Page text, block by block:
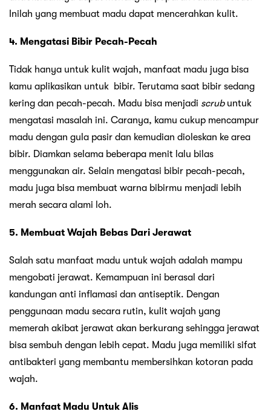
Inilah yang membuat madu dapat mencerahkan kulit.
4. Mengatasi Bibir Pecah-Pecah
Tidak hanya untuk kulit wajah, manfaat madu juga bisa
kamu aplikasikan untuk bibir. Terutama saat bibir sedang
kering dan pecah-pecah. Madu bisa menjadi scrubuntuk
mengatasi masalah ini. Caranya, kamu cukup mencampur
madu dengan gula pasir dan kemudian dioleskan ke area
bibir. Diamkan selama beberapa menit lalu bilas
menggunakan air. Selain mengatasi bibir pecah-pecah,
madu juga bisa membuat warna bibirmu menjadi lebih
merah secara alami loh.
5. Membuat Wajah Bebas Dari Jerawat
Salah satu manfaat madu untuk wajah adalah mampu
mengobati jerawat. Kemampuan ini berasal dari
kandungan anti inflamasi dan antiseptik. Dengan
penggunaan madu secara rutin, kulit wajah yang
memerah akibat jerawat akan berkurang sehingga jerawat
bisa sembuh dengan lebih cepat. Madu juga memiliki sifat
antibakteri yang membantu membersihkan kotoran pada
wajah.
6. Manfaat Madu Untuk Alis